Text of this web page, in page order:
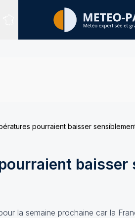
Sites expertisés
pourraient baisser
la semaine prochaine car la